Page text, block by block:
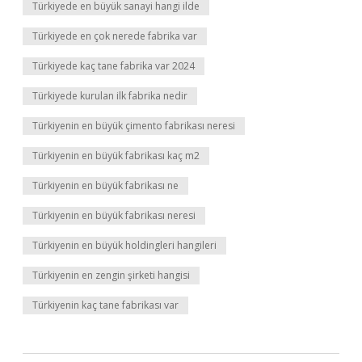
Türkiyede en büyük sanayi hangi ilde
Türkiyede en çok nerede fabrika var
Türkiyede kaç tane fabrika var 2024
Türkiyede kurulan ilk fabrika nedir
Türkiyenin en büyük çimento fabrikası neresi
Türkiyenin en büyük fabrikası kaç m2
Türkiyenin en büyük fabrikası ne
Türkiyenin en büyük fabrikası neresi
Türkiyenin en büyük holdingleri hangileri
Türkiyenin en zengin şirketi hangisi
Türkiyenin kaç tane fabrikası var